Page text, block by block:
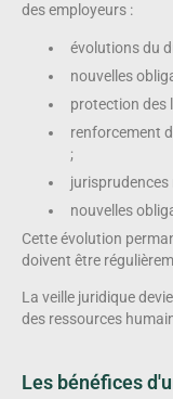
des employeurs :
évolutions du
nouvelles
protection des
renforcement
;
jurisprudences
nouvelles
Cette évolution
doivent être
La veille juridique
des ressources
Les bénéfices